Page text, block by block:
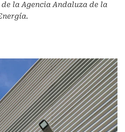
la Agencia Andaluza de la